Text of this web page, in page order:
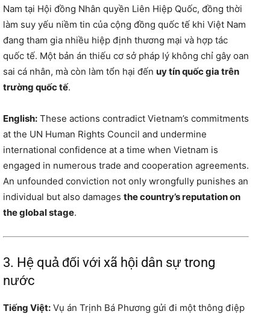
Nam tại Hội đồng Nhân quyền Liên Hiệp Quốc, đồng thời
làm suy yếu niềm tin của cộng đồng quốc tế khi Việt Nam
đang tham gia nhiều hiệp định thương mại và hợp tác
quốc tế. Một bản án thiếu cơ sở pháp lý không chỉ gây oan
sai cá nhân, mà còn làm tổn hại đến uy tín quốc gia trên
trường quốc tế.
English: These actions contradict Vietnam’s commitments
at the UN Human Rights Council and undermine
international confidence at a time when Vietnam is
engaged in numerous trade and cooperation agreements.
An unfounded conviction not only wrongfully punishes an
individual but also damages the country’s reputation on
the global stage.
3. Hệ quả đối với xã hội dân sự trong
nước
Tiếng Việt: Vụ án Trịnh Bá Phương gửi đi một thông điệp